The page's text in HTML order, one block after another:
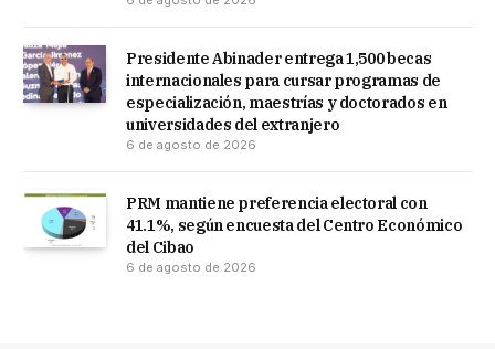
Presidente Abinader entrega 1,500 becas
internacionales para cursar programas de
especialización, maestrías y doctorados en
universidades del extranjero
6 de agosto de 2026
PRM mantiene preferencia electoral con
41.1%, según encuesta del Centro Económico
del Cibao
6 de agosto de 2026